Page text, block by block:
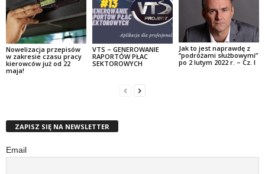
Nowelizacja przepisów
w zakresie czasu pracy
kierowców już od 22
maja!
VTS – GENEROWANIE
RAPORTÓW PŁAC
SEKTOROWYCH
Jak to jest naprawdę z
“podróżami służbowymi”
po 2 lutym 2022 r. – Cz. I
ZAPISZ SIĘ NA NEWSLETTER
Email